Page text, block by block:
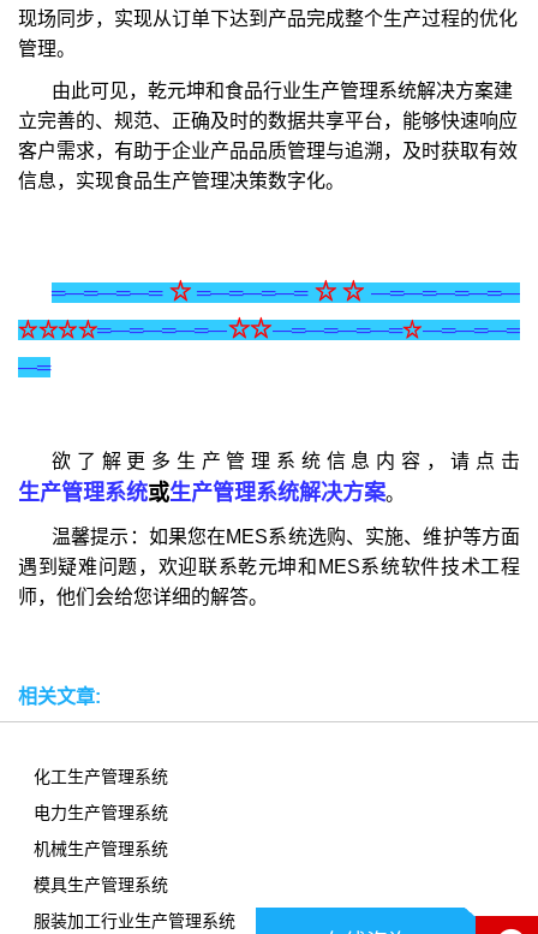
现场同步，实现从订单下达到产品完成整个生产过程的优化
管理。
由此可见，乾元坤和食品行业生产管理系统解决方案建
立完善的、规范、正确及时的数据共享平台，能够快速响应
客户需求，有助于企业产品品质管理与追溯，及时获取有效
信息，实现食品生产管理决策数字化。
═—═—═—═☆═—═—═—═☆☆—═—═—═—═—
☆☆☆☆═—═—═—═—☆☆—═—═—═—═☆—═—═—═
—═
欲了解更多生产管理系统信息内容，请点击
生产管理系统或生产管理系统解决方案。
温馨提示：如果您在MES系统选购、实施、维护等方面
遇到疑难问题，欢迎联系乾元坤和MES系统软件技术工程
师，他们会给您详细的解答。
相关文章:
化工生产管理系统
电力生产管理系统
机械生产管理系统
模具生产管理系统
服装加工行业生产管理系统